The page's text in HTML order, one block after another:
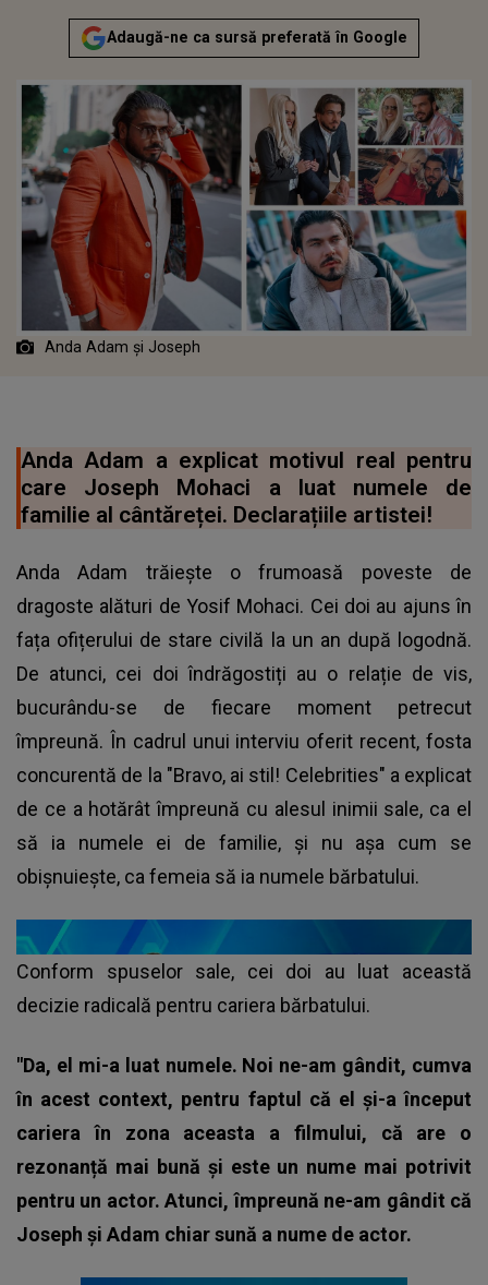
Adaugă-ne ca sursă preferată în Google
Anda Adam și Joseph
Anda Adam a explicat motivul real pentru
care Joseph Mohaci a luat numele de
familie al cântăreței. Declarațiile artistei!
Anda Adam trăiește o frumoasă poveste de
dragoste alături de Yosif Mohaci. Cei doi au ajuns în
fața ofițerului de stare civilă la un an după logodnă.
De atunci, cei doi îndrăgostiți au o relație de vis,
bucurându-se de fiecare moment petrecut
împreună. În cadrul unui interviu oferit recent, fosta
concurentă de la "Bravo, ai stil! Celebrities" a explicat
de ce a hotărât împreună cu alesul inimii sale, ca el
să ia numele ei de familie, și nu așa cum se
obișnuiește, ca femeia să ia numele bărbatului.
Conform spuselor sale, cei doi au luat această
decizie radicală pentru cariera bărbatului.
"Da, el mi-a luat numele. Noi ne-am gândit, cumva
în acest context, pentru faptul că el și-a început
cariera în zona aceasta a filmului, că are o
rezonanță mai bună și este un nume mai potrivit
pentru un actor. Atunci, împreună ne-am gândit că
Joseph și Adam chiar sună a nume de actor.